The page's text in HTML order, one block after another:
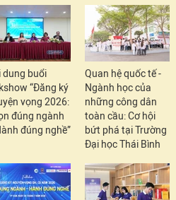
dung buổi
“Đăng ký
vọng 2026:
đúng ngành
đúng nghề”
Quan hệ quốc tế -
Ngành học của
những công dân
toàn cầu: Cơ hội
bứt phá tại Trường
Đại học Thái Bình